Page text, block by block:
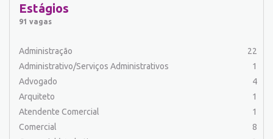
Auxiliar de Produção
Balconista
Barman
Cabeleireiro
Caixa Bancário/Operador de Caixa
Carregador/Ajudante Carga e Descarga
Comercial
Comercial/Marketing
Estágios
91 vagas
Administração
22
Administrativo/Serviços Administrativos
1
Advogado
4
Arquiteto
1
Atendente Comercial
1
Comercial
8